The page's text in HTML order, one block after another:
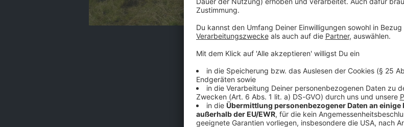
Foto: Wacken 2016 | Foto: Carsten